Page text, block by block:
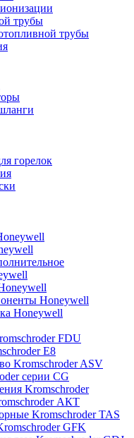
трубы
трубы
горелок
Honeywell
Honeywell
FDU
E8
Kromschroder ASV
серии CG
Kromschroder
АКТ
Kromschroder TAS
GFK